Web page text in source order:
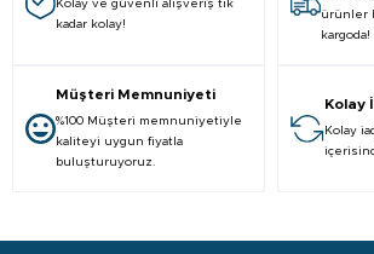
Kolay ve güvenli alışveriş tık
kadar kolay!
ürünler
kargoda!
Müşteri Memnuniyeti
%100 Müşteri memnuniyetiyle
kaliteyi uygun fiyatla
buluşturuyoruz.
Kolay
Kolay